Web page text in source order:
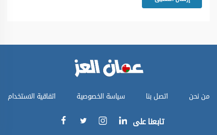
من نحن اتصل بنا سياسة الخصوصية اتفاقية الاستخدام
تابعنا على